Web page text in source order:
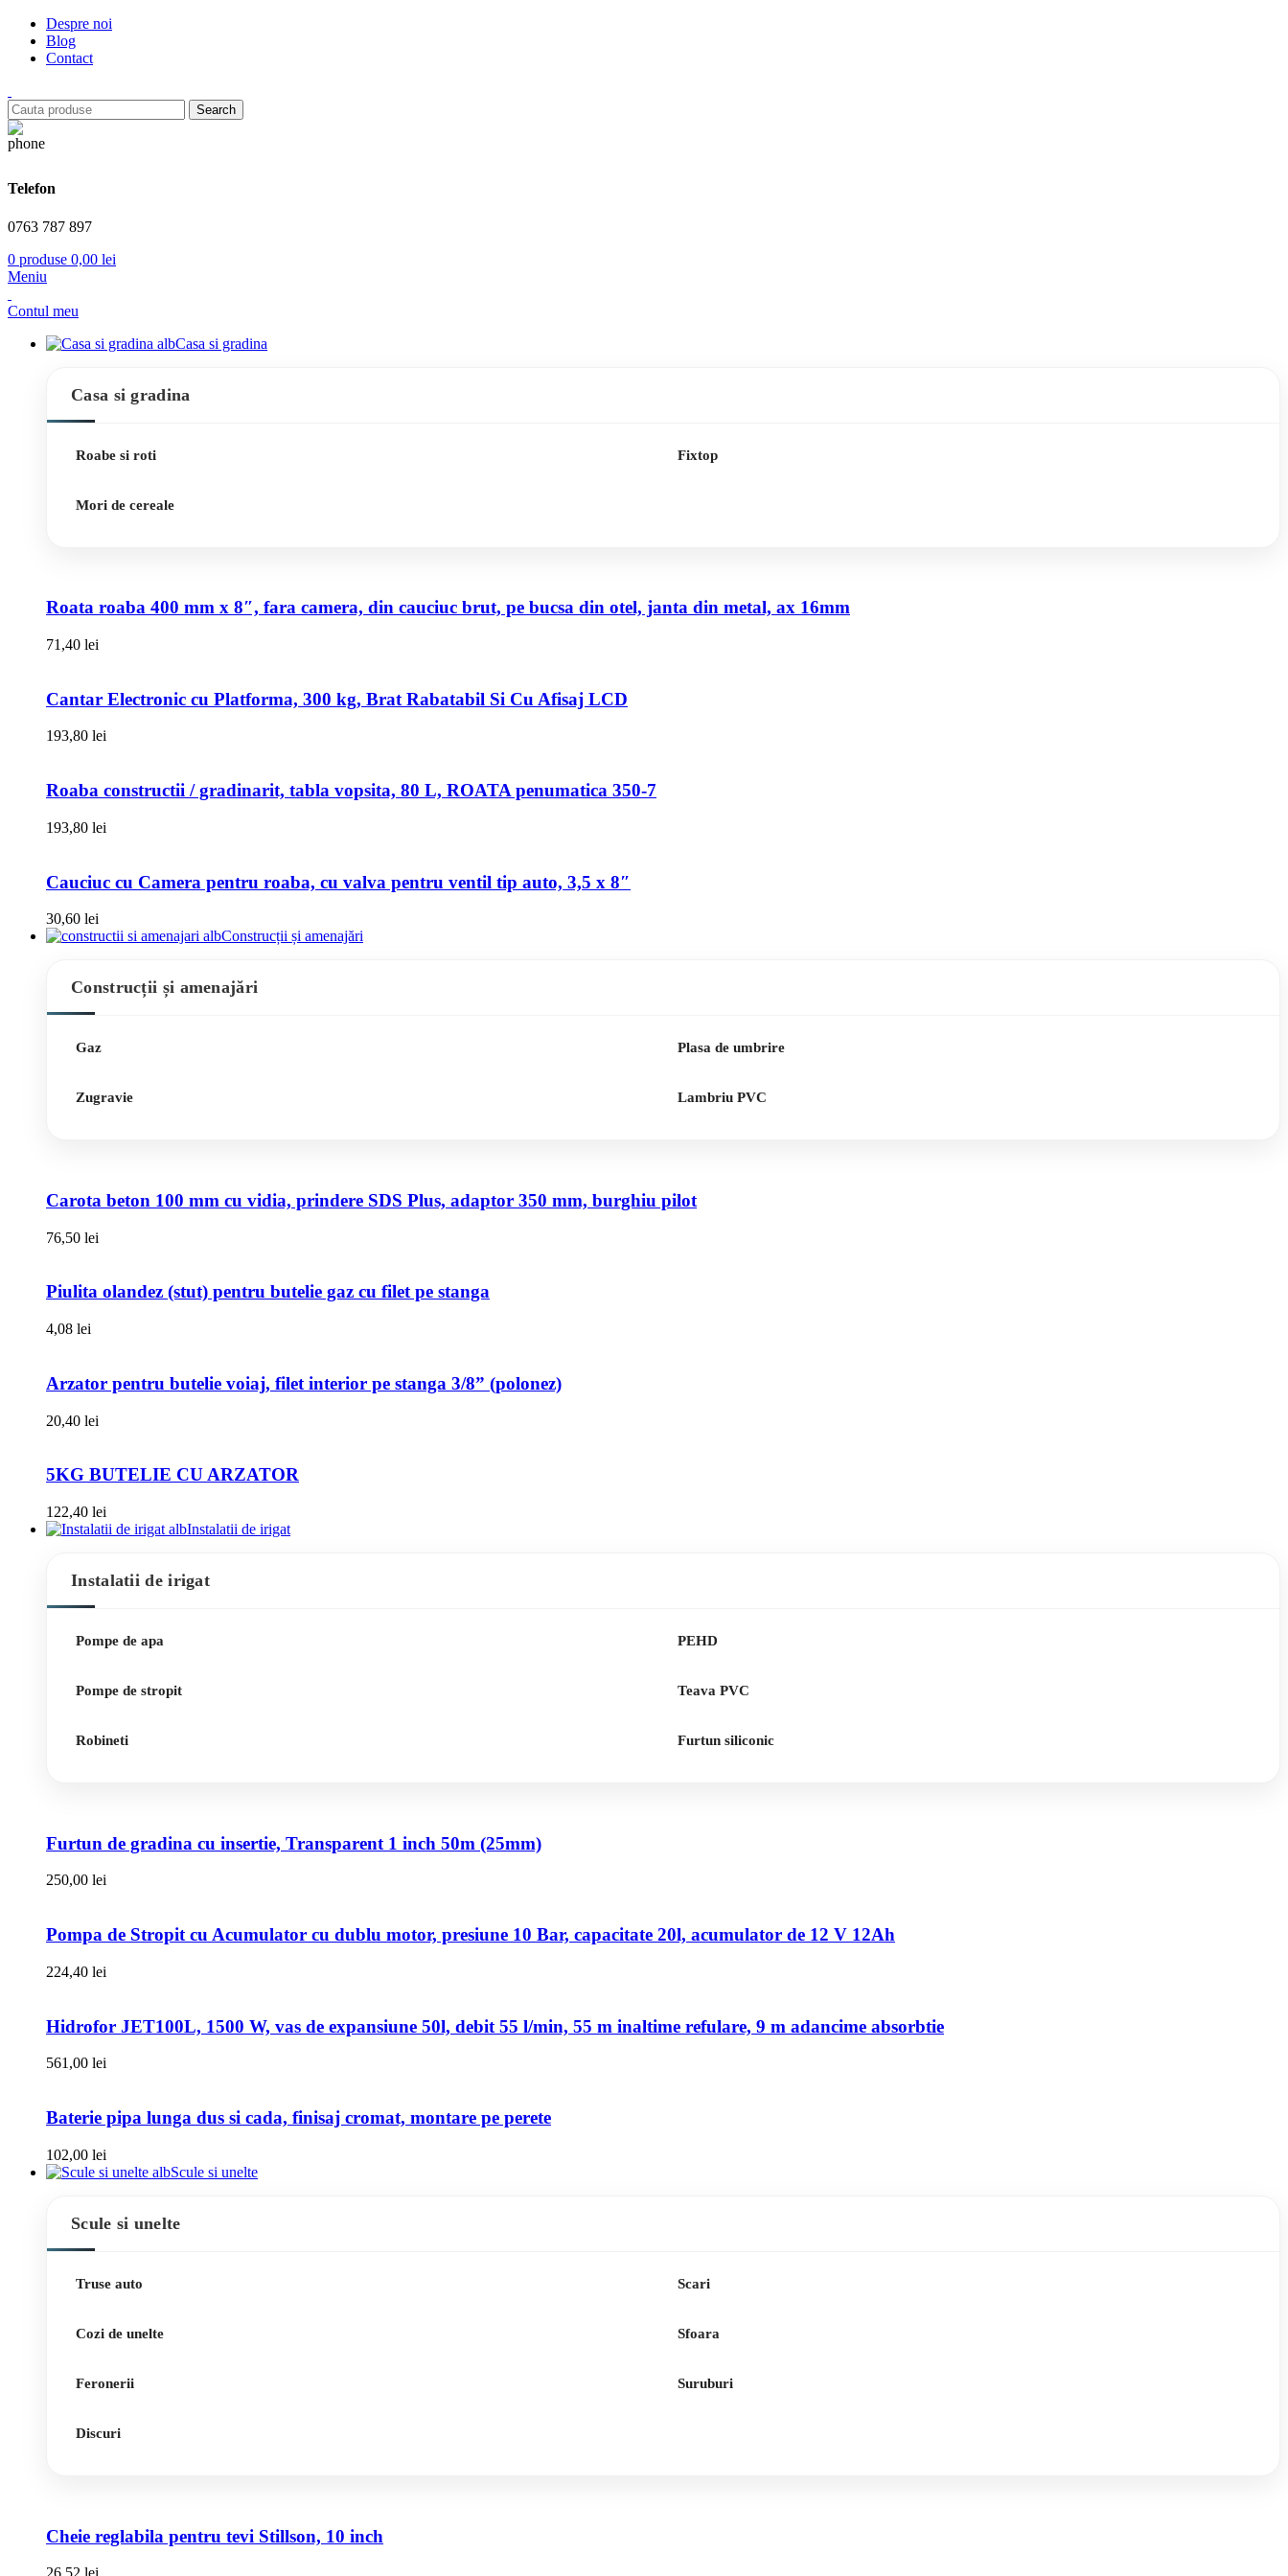
Despre noi
Blog
Contact
Search
Telefon
0763 787 897
0 produse 0,00 lei
Meniu
Contul meu
Casa si gradina
Casa si gradina
Roabe si roti
Mori de cereale
Fixtop
Roata roaba 400 mm x 8″, fara camera, din cauciuc brut, pe bucsa din otel, janta din metal, ax 16mm
71,40 lei
Cantar Electronic cu Platforma, 300 kg, Brat Rabatabil Si Cu Afisaj LCD
193,80 lei
Roaba constructii / gradinarit, tabla vopsita, 80 L, ROATA penumatica 350-7
193,80 lei
Cauciuc cu Camera pentru roaba, cu valva pentru ventil tip auto, 3,5 x 8″
30,60 lei
Construcții și amenajări
Construcții și amenajări
Gaz
Zugravie
Plasa de umbrire
Lambriu PVC
Carota beton 100 mm cu vidia, prindere SDS Plus, adaptor 350 mm, burghiu pilot
76,50 lei
Piulita olandez (stut) pentru butelie gaz cu filet pe stanga
4,08 lei
Arzator pentru butelie voiaj, filet interior pe stanga 3/8” (polonez)
20,40 lei
5KG BUTELIE CU ARZATOR
122,40 lei
Instalatii de irigat
Instalatii de irigat
Pompe de apa
Pompe de stropit
Robineti
PEHD
Teava PVC
Furtun siliconic
Furtun de gradina cu insertie, Transparent 1 inch 50m (25mm)
250,00 lei
Pompa de Stropit cu Acumulator cu dublu motor, presiune 10 Bar, capacitate 20l, acumulator de 12 V 12Ah
224,40 lei
Hidrofor JET100L, 1500 W, vas de expansiune 50l, debit 55 l/min, 55 m inaltime refulare, 9 m adancime absorbtie
561,00 lei
Baterie pipa lunga dus si cada, finisaj cromat, montare pe perete
102,00 lei
Scule si unelte
Scule si unelte
Truse auto
Cozi de unelte
Feronerii
Discuri
Scari
Sfoara
Suruburi
Cheie reglabila pentru tevi Stillson, 10 inch